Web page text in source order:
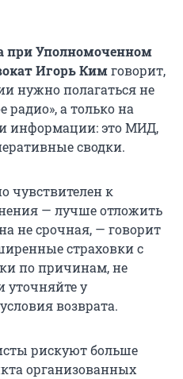
при Уполномоченном
Игорь Кимговорит,
нужно полагаться не
радио», а только на
информации: это МИД,
сводки.
чувствителен к
— лучше отложить
не срочная, — говорит
страховки с
по причинам, не
уточняйте у
возврата.
рискуют больше
организованных